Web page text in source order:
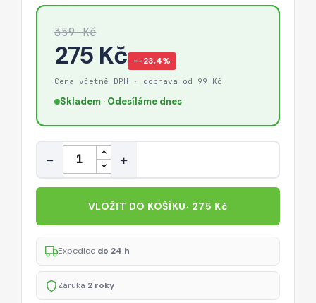
359 Kč
275 Kč −-23,4%
Cena včetně DPH · doprava od 99 Kč
Skladem · Odesíláme dnes
Množství
− +
VLOŽIT DO KOŠÍKU· 275 Kč
Expedice do 24 h
Záruka 2 roky